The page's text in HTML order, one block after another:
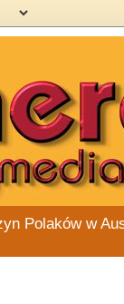
Polaków w